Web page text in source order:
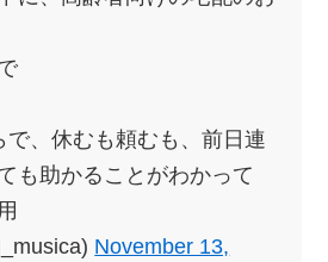
で、休むも頼むも、前日連
も助かることがわかって
November 13,